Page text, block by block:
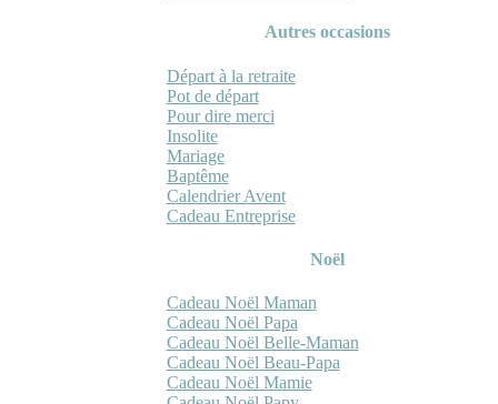
Autres occasions
Départ à la retraite
Pot de départ
Pour dire merci
Insolite
Mariage
Baptême
Calendrier Avent
Cadeau Entreprise
Noël
Cadeau Noël Maman
Cadeau Noël Papa
Cadeau Noël Belle-Maman
Cadeau Noël Beau-Papa
Cadeau Noël Mamie